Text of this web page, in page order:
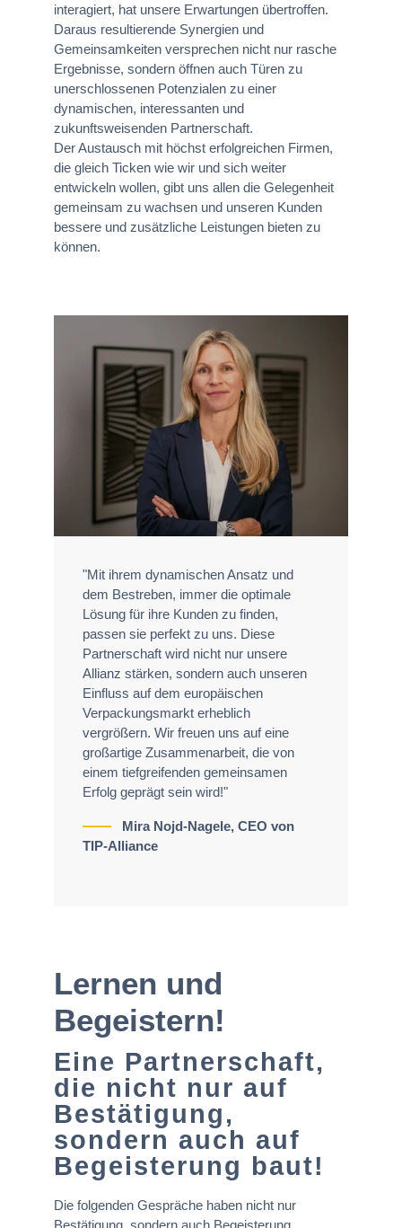
interagiert, hat unsere Erwartungen übertroffen.
Daraus resultierende Synergien und
Gemeinsamkeiten versprechen nicht nur rasche
Ergebnisse, sondern öffnen auch Türen zu
unerschlossenen Potenzialen zu einer
dynamischen, interessanten und
zukunftsweisenden Partnerschaft.
Der Austausch mit höchst erfolgreichen Firmen,
die gleich Ticken wie wir und sich weiter
entwickeln wollen, gibt uns allen die Gelegenheit
gemeinsam zu wachsen und unseren Kunden
bessere und zusätzliche Leistungen bieten zu
können.
"Mit ihrem dynamischen Ansatz und
dem Bestreben, immer die optimale
Lösung für ihre Kunden zu finden,
passen sie perfekt zu uns. Diese
Partnerschaft wird nicht nur unsere
Allianz stärken, sondern auch unseren
Einfluss auf dem europäischen
Verpackungsmarkt erheblich
vergrößern. Wir freuen uns auf eine
großartige Zusammenarbeit, die von
einem tiefgreifenden gemeinsamen
Erfolg geprägt sein wird!"
Mira Nojd-Nagele, CEO von
TIP-Alliance
Lernen und
Begeistern!
Eine Partnerschaft,
die nicht nur auf
Bestätigung,
sondern auch auf
Begeisterung baut!
Die folgenden Gespräche haben nicht nur
Bestätigung, sondern auch Begeisterung